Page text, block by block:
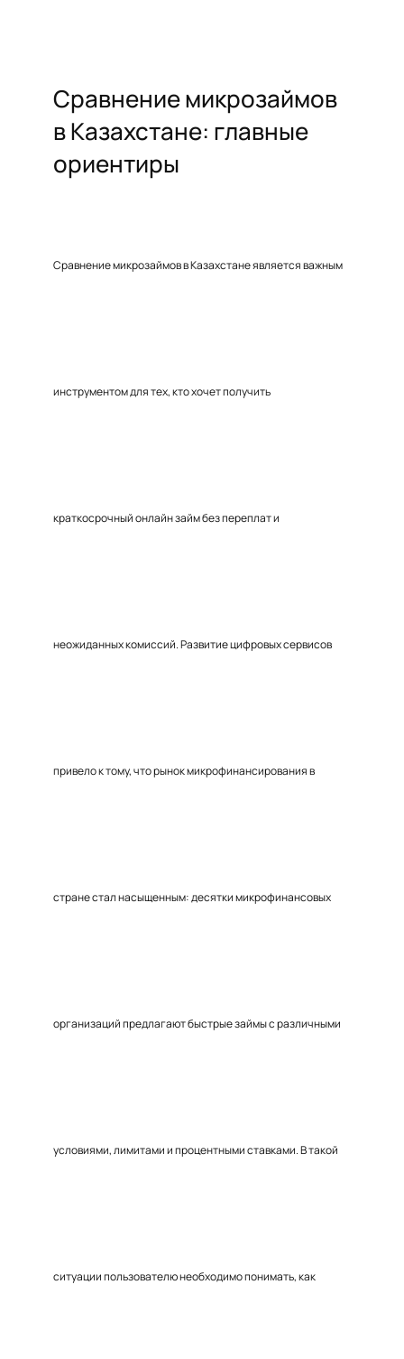
Сравнение микрозаймов
в Казахстане: главные
ориентиры
Сравнение микрозаймов в Казахстане является важным
инструментом для тех, кто хочет получить
краткосрочный онлайн займ без переплат и
неожиданных комиссий. Развитие цифровых сервисов
привело к тому, что рынок микрофинансирования в
стране стал насыщенным: десятки микрофинансовых
организаций предлагают быстрые займы с различными
условиями, лимитами и процентными ставками. В такой
ситуации пользователю необходимо понимать, как